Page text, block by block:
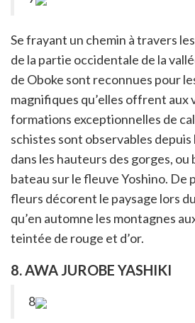
Se frayant un chemin à travers
de la partie occidentale de la
de Oboke sont reconnues pour
magnifiques qu’elles offrent aux
formations exceptionnelles de
schistes sont observables depuis
dans les hauteurs des gorges, ou
bateau sur le fleuve Yoshino. De
fleurs décorent le paysage lors
qu’en automne les montagnes
teintée de rouge et d’or.
8. AWA JUROBE YASHIKI
8